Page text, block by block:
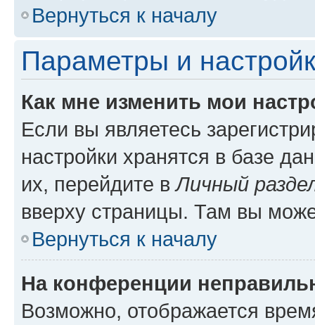
Вернуться к началу
Параметры и
Как мне изменить мои
Если вы являетесь
настройки хранятся в базе
их, перейдите вЛичный
вверху страницы. Там вы
Вернуться к началу
На конференции
Возможно, отображается